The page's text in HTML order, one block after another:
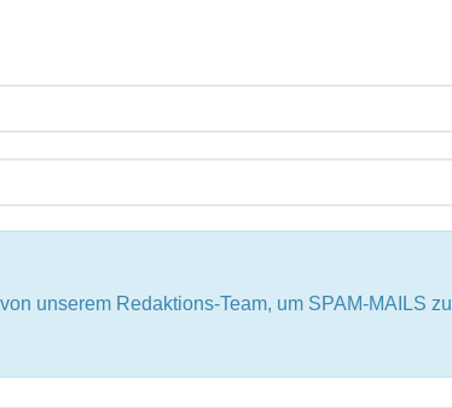
unserem Redaktions-Team, um SPAM-MAILS zu